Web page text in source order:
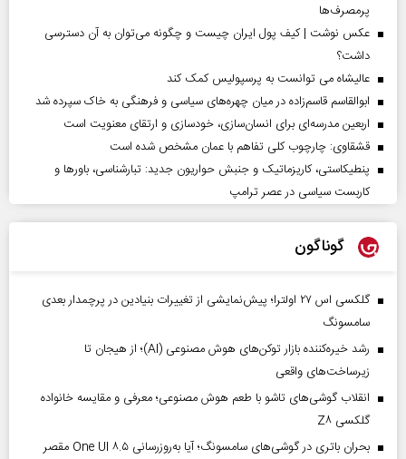
پرمصرف‌ها
عکس نوشت | کیف پول ایران چیست و چگونه می‌توان به آن دسترسی
داشت؟
عالیشاه می توانست به پرسپولیس کمک کند
ابوالقاسم قاسم‌زاده در میان چهره‌های سیاسی و فرهنگی به خاک سپرده شد
اربعین مدرسه‌ای برای انسان‌سازی، خودسازی و ارتقای معنویت است
قشقاوی: چارچوب کلی تفاهم با عمان مشخص شده است
پنطیکاستی، کاریزماتیک و جنبش حواریون جدید: تبارشناسی، باور‌ها و
کاربست سیاسی در عصر ترامپ
گوناگون
گلکسی اس ۲۷ اولترا؛ پیش‌نمایشی از تغییرات بنیادین در پرچمدار بعدی
سامسونگ
رشد خیره‌کننده بازار توکن‌های هوش مصنوعی (AI)؛ از هیجان تا
زیرساخت‌های واقعی
انقلاب گوشی‌های تاشو‌ با طعم هوش مصنوعی؛ معرفی و مقایسه خانواده
گلکسی Z۸
بحران باتری در گوشی‌های سامسونگ؛ آیا به‌روزرسانی One UI ۸.۵ مقصر